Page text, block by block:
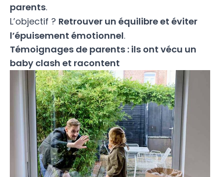
parents.
L’objectif ? Retrouver un équilibre et éviter
l’épuisement émotionnel.
Témoignages de parents : ils ont vécu un
baby clash et racontent